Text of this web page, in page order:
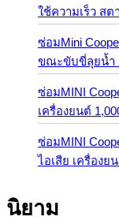
ใช้ความเร็ว ส
ซ่อมMini
ขณะขับขี่ลุยน้ำ
ซ่อมMINI
เครื่องยนต์
ซ่อมMINI
ไอเสีย เครื่องย
นิยาม